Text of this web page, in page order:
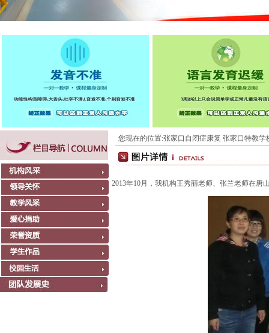
您现在的位置:张家口自闭症康复 张家口特教
2013年10月，我机构王秀丽老师、张兰老师在唐